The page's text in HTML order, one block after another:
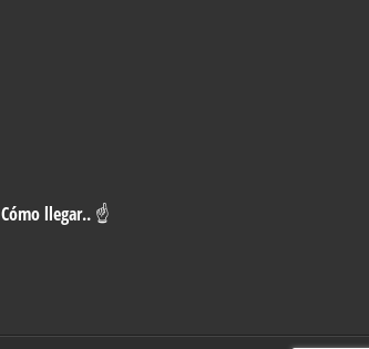
Cómo llegar.. ☝